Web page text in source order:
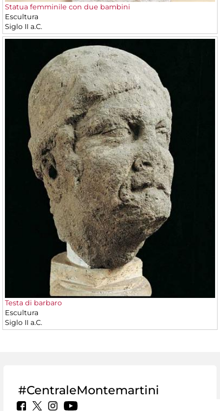
Statua femminile con due bambini
Escultura
Siglo II a.C.
Testa di barbaro
Escultura
Siglo II a.C.
#CentraleMontemartini